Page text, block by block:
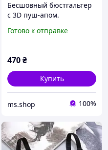
Бесшовный бюстгальтер
с 3D пуш-апом.
размер 75 B)
Готово к отправке
470₴
Купить
ms.shop 100%